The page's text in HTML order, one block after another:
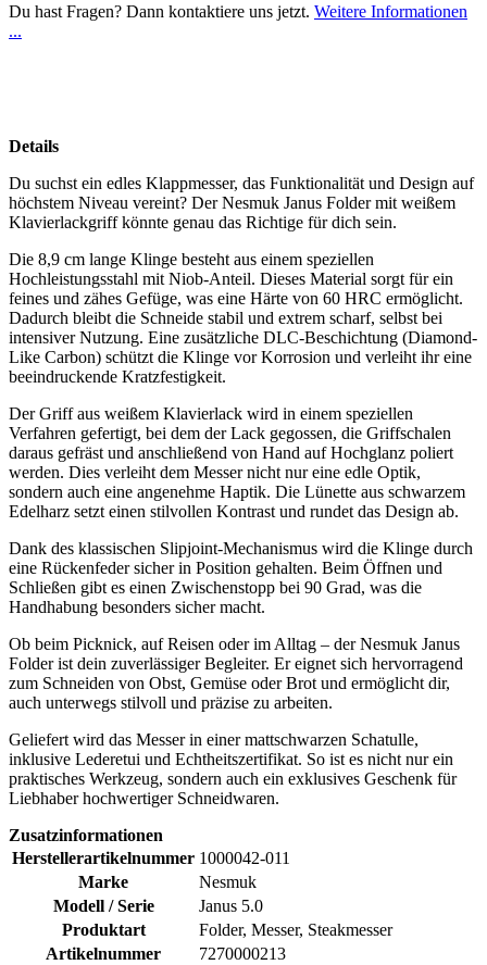
Du hast Fragen? Dann kontaktiere uns jetzt. Weitere Informationen
...
Details
Du suchst ein edles Klappmesser, das Funktionalität und Design auf
höchstem Niveau vereint? Der Nesmuk Janus Folder mit weißem
Klavierlackgriff könnte genau das Richtige für dich sein.
Die 8,9 cm lange Klinge besteht aus einem speziellen
Hochleistungsstahl mit Niob-Anteil. Dieses Material sorgt für ein
feines und zähes Gefüge, was eine Härte von 60 HRC ermöglicht.
Dadurch bleibt die Schneide stabil und extrem scharf, selbst bei
intensiver Nutzung. Eine zusätzliche DLC-Beschichtung (Diamond-
Like Carbon) schützt die Klinge vor Korrosion und verleiht ihr eine
beeindruckende Kratzfestigkeit.
Der Griff aus weißem Klavierlack wird in einem speziellen
Verfahren gefertigt, bei dem der Lack gegossen, die Griffschalen
daraus gefräst und anschließend von Hand auf Hochglanz poliert
werden. Dies verleiht dem Messer nicht nur eine edle Optik,
sondern auch eine angenehme Haptik. Die Lünette aus schwarzem
Edelharz setzt einen stilvollen Kontrast und rundet das Design ab.
Dank des klassischen Slipjoint-Mechanismus wird die Klinge durch
eine Rückenfeder sicher in Position gehalten. Beim Öffnen und
Schließen gibt es einen Zwischenstopp bei 90 Grad, was die
Handhabung besonders sicher macht.
Ob beim Picknick, auf Reisen oder im Alltag – der Nesmuk Janus
Folder ist dein zuverlässiger Begleiter. Er eignet sich hervorragend
zum Schneiden von Obst, Gemüse oder Brot und ermöglicht dir,
auch unterwegs stilvoll und präzise zu arbeiten.
Geliefert wird das Messer in einer mattschwarzen Schatulle,
inklusive Lederetui und Echtheitszertifikat. So ist es nicht nur ein
praktisches Werkzeug, sondern auch ein exklusives Geschenk für
Liebhaber hochwertiger Schneidwaren.
Zusatzinformationen
Herstellerartikelnummer 1000042-011
Marke
Nesmuk
Modell / Serie
Janus 5.0
Produktart
Folder, Messer, Steakmesser
Artikelnummer
7270000213